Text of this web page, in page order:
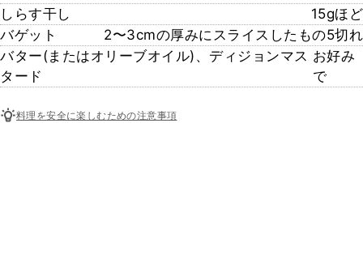
しらす干し
15gほど
バゲット
2〜3cmの厚みにスライスしたもの5切れ
バター(またはオリーブオイル)、ディジョンマス
タード
お好み
で
料理を安全に楽しむための注意事項